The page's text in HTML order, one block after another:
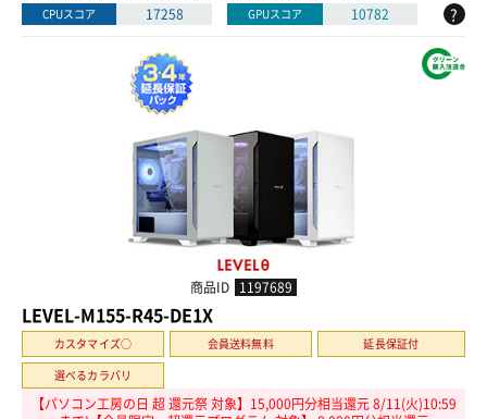
CPUスコア 17258 GPUスコア 10782 ?
商品ID 1197689
LEVEL-M155-R45-DE1X
カスタマイズ○ 会員送料無料
延長保証付
選べるカラバリ
【パソコン工房の日 超 還元祭 対象】15,000円分相当還元 8/11(火)10:59